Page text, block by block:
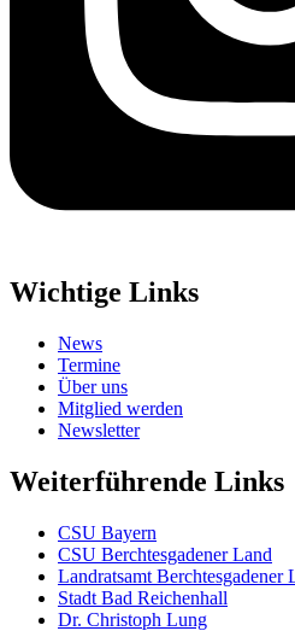
Wichtige Links
News
Termine
Über uns
Mitglied werden
Newsletter
Weiterführende Links
CSU Bayern
CSU Berchtesgadener Land
Landratsamt Berchtesgadener
Stadt Bad Reichenhall
Dr. Christoph Lung